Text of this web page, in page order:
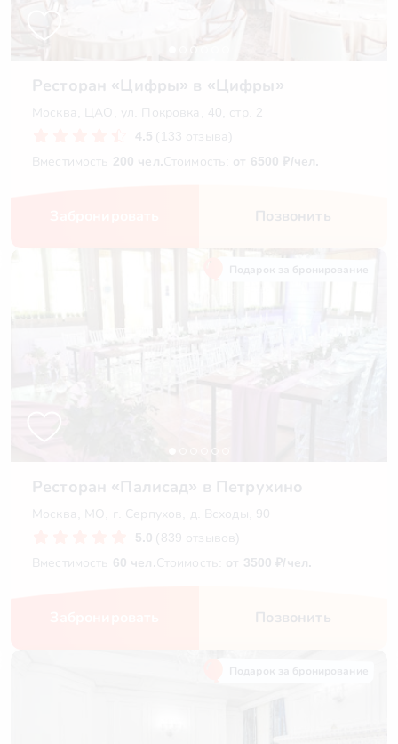
Ресторан «Цифры» в «Цифры»
Москва, ЦАО, ул. Покровка, 40, стр. 2
4.5 (133 отзыва)
Вместимость 200 чел.Стоимость: от 6500 ₽/чел.
Позвонить
Ресторан «Палисад» в Петрухино
Москва, МО, г. Серпухов, д. Всходы, 90
5.0 (839 отзывов)
Вместимость 60 чел.Стоимость: от 3500 ₽/чел.
Позвонить